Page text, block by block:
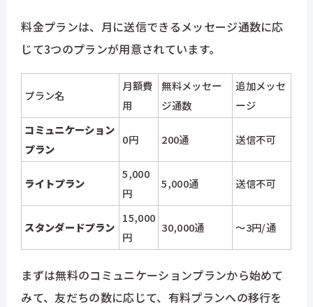
料金プランは、月に送信できるメッセージ通数に応
じて3つのプランが用意されています。
プラン名
月額費
用
無料メッセー
ジ通数
追加メッセ
ージ
コミュニケーション
プラン
0円 200通 送信不可
ライトプラン
5,000
円
5,000通 送信不可
スタンダードプラン
15,000
円
30,000通 ～3円/通
まずは無料のコミュニケーションプランから始めて
みて、友だちの数に応じて、有料プランへの移行を